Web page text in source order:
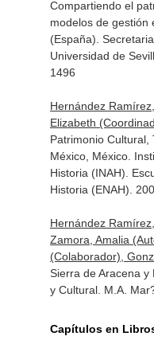
Compartiendo el
modelos de gestión
(España).
Universidad de
1496
Hernández
Elizabeth
Patrimonio Cultural,
México, México.
Historia (INAH).
Historia (ENAH).
Hernández
Zamora, Amalia
(Colaborador),
Sierra de Aracena y
y Cultural. M.A.
Capítulos en